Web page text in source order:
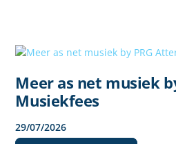
Meer as net musiek
Musiekfees
29/07/2026